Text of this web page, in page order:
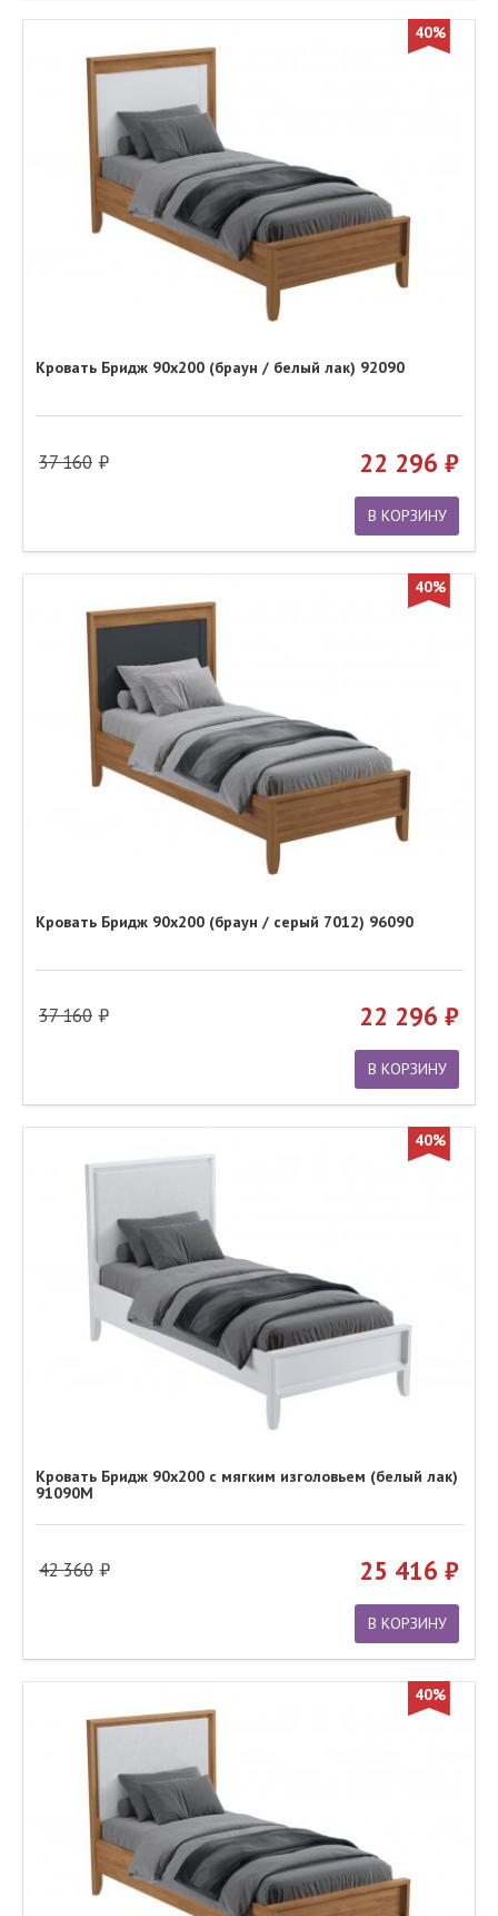
40%
Кровать Бридж 90х200 (браун / белый лак) 92090
37 160 22 296
В КОРЗИНУ
40%
Кровать Бридж 90х200 (браун / серый 7012) 96090
37 160 22 296
В КОРЗИНУ
40%
Кровать Бридж 90х200 с мягким изголовьем (белый лак)
91090М
42 360 25 416
В КОРЗИНУ
40%